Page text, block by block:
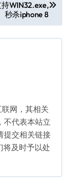
WIN32.exe,
秒杀iphone 8
联网，其相关
不代表本站立
提交相关链接
将及时予以处